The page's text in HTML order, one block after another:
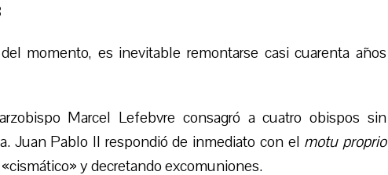
momento, es inevitable remontarse casi cuarenta años
Marcel Lefebvre consagró a cuatro obispos sin
Juan Pablo II respondió de inmediato con el motu proprio
y decretando excomuniones.